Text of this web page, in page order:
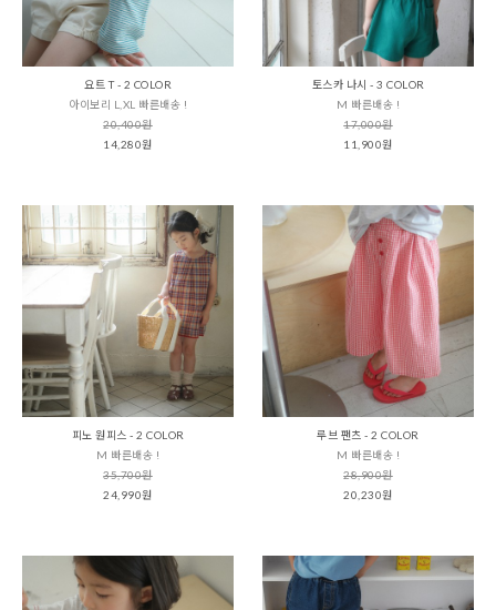
요트 T - 2 COLOR
아이보리 L,XL 빠른배송 !
20,400원
14,280원
토스카 나시 - 3 COLOR
M 빠른배송 !
17,000원
11,900원
피노 원피스 - 2 COLOR
M 빠른배송 !
35,700원
24,990원
루브 팬츠 - 2 COLOR
M 빠른배송 !
28,900원
20,230원